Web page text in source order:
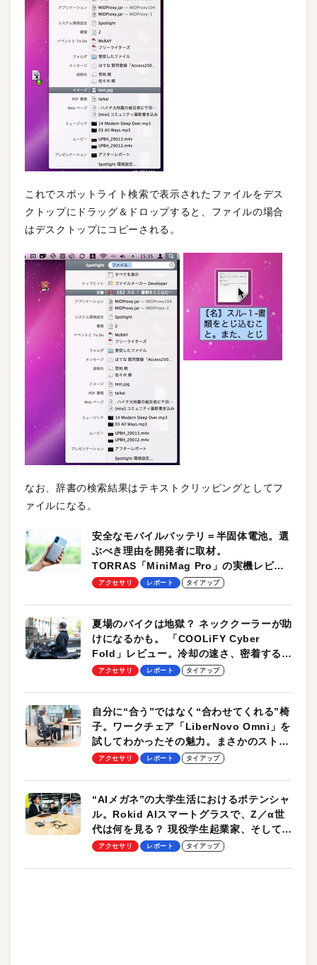
これでスポットライト検索で表示されたファイルをデス
クトップにドラッグ＆ドロップすると、ファイルの場合
はデスクトップにコピーされる。
なお、辞書の検索結果はテキストクリッピングとしてフ
ァイルになる。
安全なモバイルバッテリ＝半固体電池。選
ぶべき理由を開発者に取材。
TORRAS「MiniMag Pro」の実機レビュ
ーも
アクセサリ レポート タイアップ
夏場のバイクは地獄？ ネッククーラーが助
けになるかも。 「COOLiFY Cyber
Fold」レビュー。冷却の速さ、密着する冷
却プレート、シンプルな操作性がグッド！
アクセサリ レポート タイアップ
自分に“合う”ではなく“合わせてくれる”椅
子。ワークチェア「LiberNovo Omni」を
試してわかったその魅力。まさかのストレ
ッチ機能も搭載
アクセサリ レポート タイアップ
“AIメガネ”の大学生活におけるポテンシャ
ル。Rokid AIスマートグラスで、Z／α世
代は何を見る？ 現役学生起業家、そして教
授による体験会レポート【PR】
アクセサリ レポート タイアップ